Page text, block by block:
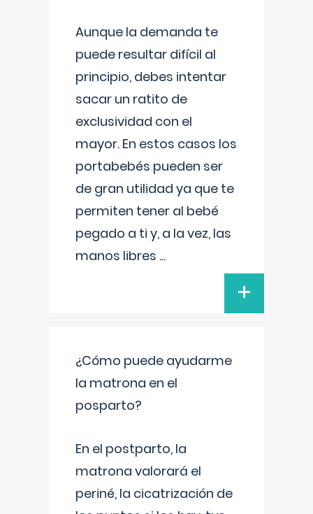
Aunque la demanda te
puede resultar difícil al
principio, debes intentar
sacar un ratito de
exclusividad con el
mayor. En estos casos los
portabebés pueden ser
de gran utilidad ya que te
permiten tener al bebé
pegado a ti y, a la vez, las
manos libres ...
+
¿Cómo puede ayudarme
la matrona en el
posparto?
En el postparto, la
matrona valorará el
periné, la cicatrización de